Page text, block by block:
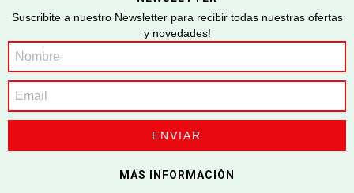
Suscribite a nuestro Newsletter para recibir todas nuestras ofertas
y novedades!
MÁS INFORMACIÓN